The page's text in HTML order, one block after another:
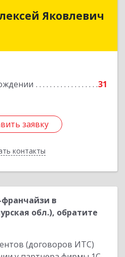
Яковлевич
31
заявку
контакты
Яковлевич
г. Благовещенск, ул.
заявку
Назад
в
обл.), обратите
(договоров ИТС)